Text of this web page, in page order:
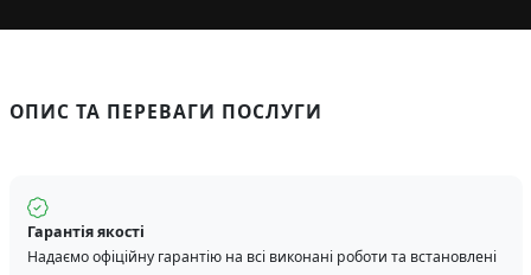
ОПИС ТА ПЕРЕВАГИ ПОСЛУГИ
Гарантія якості
Надаємо офіційну гарантію на всі виконані роботи та встановлені